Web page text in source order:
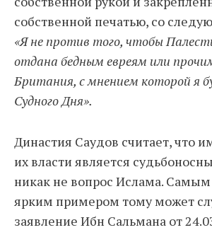
собственной печатью, со
«Я не против того, чтобы
отдана бедным евреям или
Британия, с мнением которой я
Судного Дня».
Династия Саудов считает, что
их власти является
никак не вопрос Ислама.
ярким примером тому может
заявление Ибн Сальмана от